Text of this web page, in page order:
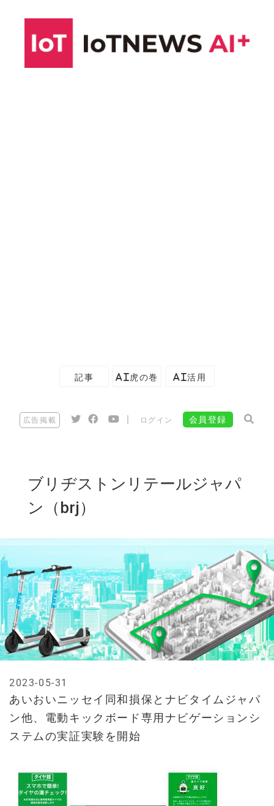
記事 AI虎の巻 AI活用
広告掲載 ログイン 会員登録
ブリヂストンリテールジャパ
ン（brj）
あいおいニッセイ同和損保とナビタイムジャパ
ン他、電動キックボード専用ナビゲーションシ
ステムの実証実験を開始
2023-05-31